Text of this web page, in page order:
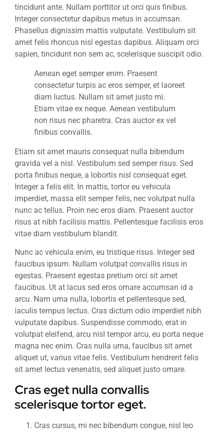
tincidunt ante. Nullam porttitor ut orci quis finibus.
Integer consectetur dapibus metus in accumsan.
Phasellus dignissim mattis vulputate. Vestibulum sit
amet felis rhoncus nisl egestas dapibus. Aliquam orci
sapien, tincidunt non sem ac, scelerisque suscipit odio.
Aenean eget semper enim. Praesent
consectetur turpis ac eros semper, et laoreet
diam luctus. Nullam sit amet justo mi.
Etiam vitae ex neque. Aenean vestibulum
non risus nec pharetra. Cras auctor ex vel
finibus convallis.
Etiam sit amet mauris consequat nulla bibendum
gravida vel a nisl. Vestibulum sed semper risus. Sed
porta finibus neque, a lobortis nisl consequat eget.
Integer a felis elit. In mattis, tortor eu vehicula
imperdiet, massa elit semper felis, nec volutpat nulla
nunc ac tellus. Proin nec eros diam. Praesent auctor
risus at nibh facilisis mattis. Pellentesque facilisis eros
vitae diam vestibulum blandit.
Nunc ac vehicula enim, eu tristique risus. Integer sed
faucibus ipsum. Nullam volutpat convallis risus in
egestas. Praesent egestas pretium orci sit amet
faucibus. Ut at lacus sed eros ornare accumsan id a
arcu. Nam urna nulla, lobortis et pellentesque sed,
iaculis tempus lectus. Cras dictum odio imperdiet nibh
vulputate dapibus. Suspendisse commodo, erat in
volutpat eleifend, arcu nisl tempor arcu, eu porta neque
magna nec enim. Cras nulla urna, faucibus sit amet
aliquet ut, varius vitae felis. Vestibulum hendrerit felis
sit amet lectus venenatis, sed aliquet justo ornare.
Cras eget nulla convallis
scelerisque tortor eget.
Cras cursus, mi nec bibendum congue, nisl leo